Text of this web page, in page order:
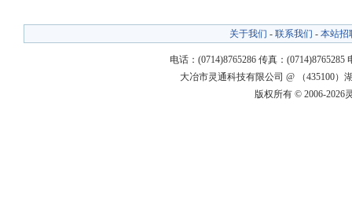
关于我们 - 联系我们 - 本站招
电话：(0714)8765286 传真：(0714)8765285
大冶市灵通科技有限公司 @ （435100
版权所有 © 2006-2026